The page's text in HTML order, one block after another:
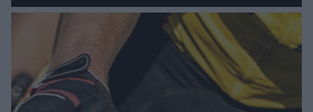
dramatycznej akcji